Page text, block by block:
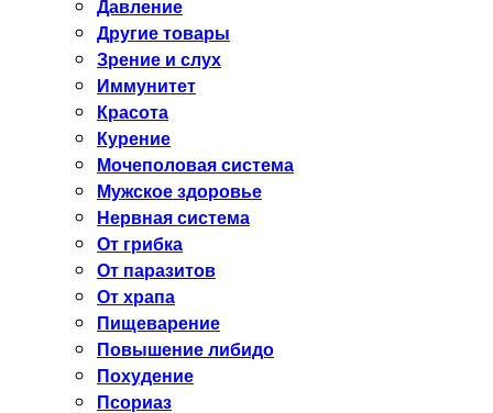
Давление
Другие товары
Зрение и слух
Иммунитет
Красота
Курение
Мочеполовая система
Мужское здоровье
Нервная система
От грибка
От паразитов
От храпа
Пищеварение
Повышение либидо
Похудение
Псориаз